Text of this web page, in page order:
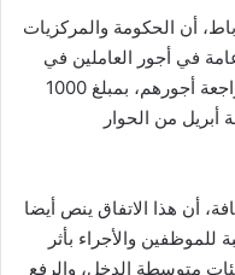
أن الحكومة والمركزيات
في أجور العاملين في
القطاع العام، الذين لم يستفيدوا من مراجعة أجورهم، بمبلغ 1000
من الحوار
أن هذا الاتفاق ينص أيضا
والأجراء بأثر
للفئات متوسطة الدخل، والرفع